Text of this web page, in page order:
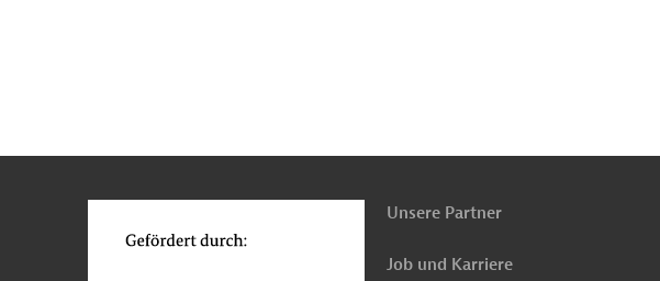
oben
Unsere Partner
Job und Karriere